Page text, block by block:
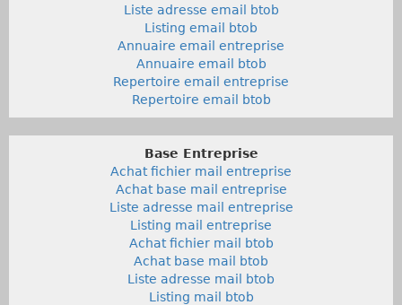
Liste adresse email btob
Listing email btob
Annuaire email entreprise
Annuaire email btob
Repertoire email entreprise
Repertoire email btob
Base Entreprise
Achat fichier mail entreprise
Achat base mail entreprise
Liste adresse mail entreprise
Listing mail entreprise
Achat fichier mail btob
Achat base mail btob
Liste adresse mail btob
Listing mail btob